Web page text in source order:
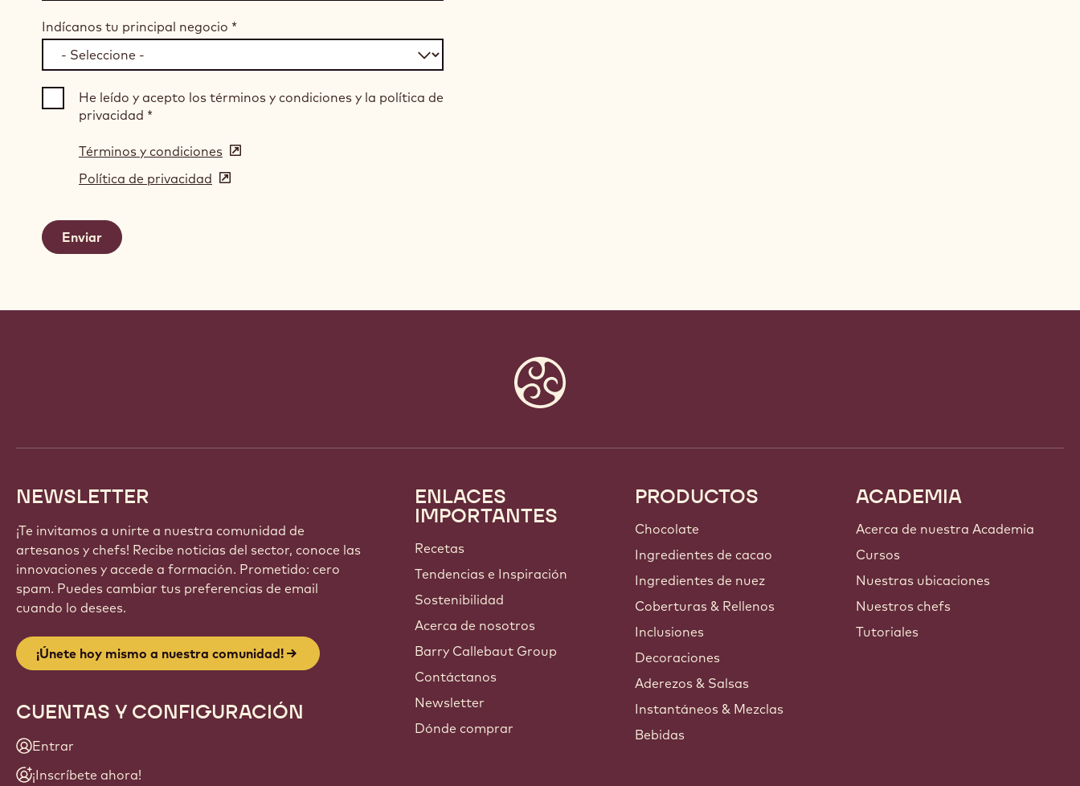
Indícanos tu principal negocio *
He leído y acepto los términos y condiciones y la política de
privacidad *
Términos y condiciones (opens
in
Política de privacidad (opens
NEWSLETTER
¡Te invitamos a unirte a nuestra comunidad de
artesanos y chefs! Recibe noticias del sector, conoce las
innovaciones y accede a formación. Prometido: cero
spam. Puedes cambiar tus preferencias de email
cuando lo desees.
¡Únete hoy mismo a nuestra comunidad!
CUENTAS Y CONFIGURACIÓN
Entrar
¡Inscríbete ahora!
Footer
Callebaut
ENLACES
IMPORTANTES
Recetas
Tendencias e Inspiración
Sostenibilidad
Acerca de nosotros
Barry Callebaut Group
Contáctanos
Newsletter
Dónde comprar
PRODUCTOS
Chocolate
Ingredientes de cacao
Ingredientes de nuez
Coberturas & Rellenos
Inclusiones
Decoraciones
Aderezos & Salsas
Instantáneos & Mezclas
Bebidas
ACADEMIA
Acerca de nuestra Academia
Cursos
Nuestras ubicaciones
Nuestros chefs
Tutoriales